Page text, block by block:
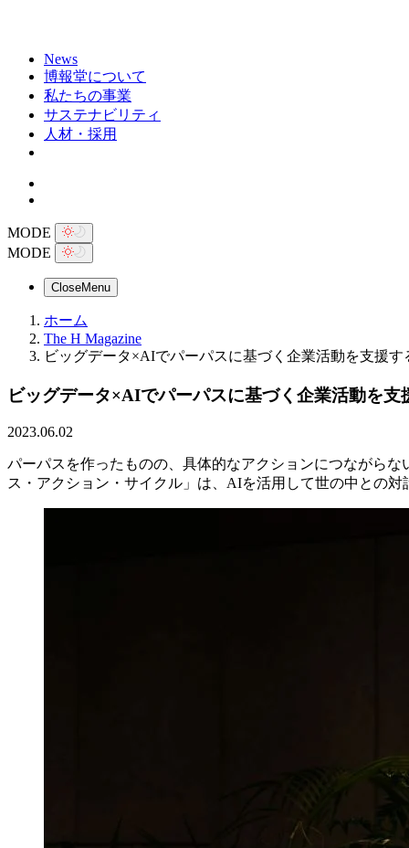
News
博報堂について
私たちの事業
サステナビリティ
人材・採用
MODE
MODE
CloseMenu
ホーム
The H Magazine
ビッグデータ×AIでパーパスに基づく企業活動を支援
ビッグデータ×AIでパーパスに基づく企業活動を
2023.06.02
パーパスを作ったものの、具体的なアクションにつながら
ス・アクション・サイクル」は、AIを活用して世の中との